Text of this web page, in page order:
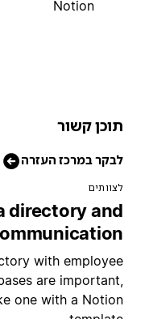
Notion
קשור
במרכז העזרה
a directory
with
are
make one with a